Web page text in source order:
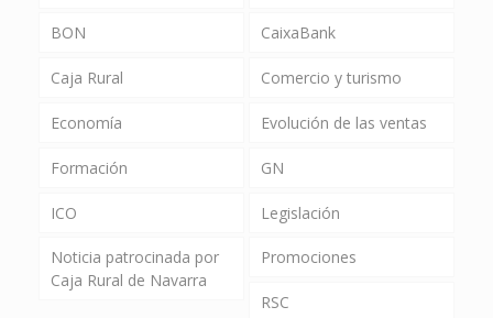
BON CaixaBank
Caja Rural Comercio y turismo
Economía Evolución de las ventas
Formación GN
ICO Legislación
Noticia patrocinada por
Caja Rural de Navarra
Promociones
RSC